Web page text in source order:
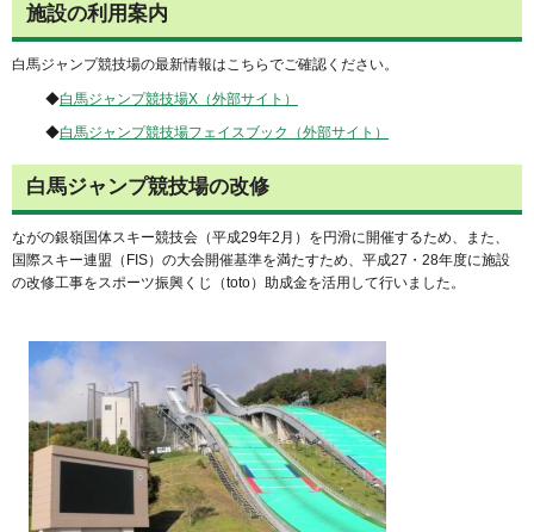
施設の利用案内
白馬ジャンプ競技場の最新情報はこちらでご確認ください。
◆白馬ジャンプ競技場X（外部サイト）
◆白馬ジャンプ競技場フェイスブック（外部サイト）
白馬ジャンプ競技場の改修
ながの銀嶺国体スキー競技会（平成29年2月）を円滑に開催するため、また、
国際スキー連盟（FIS）の大会開催基準を満たすため、平成27・28年度に施設
の改修工事をスポーツ振興くじ（toto）助成金を活用して行いました。